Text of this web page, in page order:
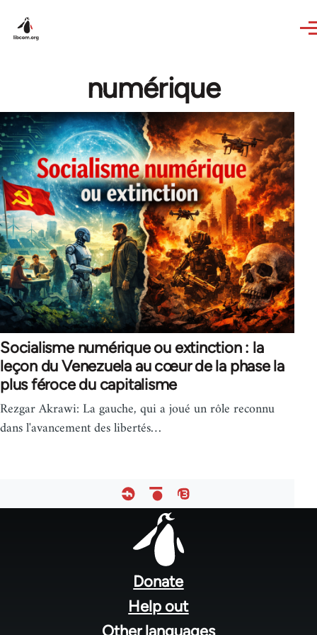
numérique
Socialisme numérique ou extinction : la
leçon du Venezuela au cœur de la phase la
plus féroce du capitalisme
Rezgar Akrawi: La gauche, qui a joué un rôle reconnu
dans l'avancement des libertés…
Donate
Help out
Other languages